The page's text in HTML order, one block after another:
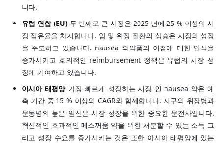
니다.
유럽 연합 (EU)두 번째로 큰 시장은 2025 년에 25 % 이상의 시
장 점유율을 차지합니다. 암 및 위장 질환의 상승은 시장의 성장
을 주도하고 있습니다. nausea 의약품의 이점에 대한 인식을
증가시키고 호의적인 reimbursement 정책은 유럽의 시장 성
장에 기여하고 있습니다.
아시아 태평양가장 빠르게 성장하는 시장 인 nausea 약은 예
측 기간 중 15 % 이상의 CAGR와 함께합니다. 지구의 위장병과
운동병의 높은 임신은 시장 성장을 위한 중요한 운전사입니다.
혁신적인 효과적인 메스꺼움 약을 위한 처분할 수 있는 소득 그
리고 성장 수요를 증가시키는 것은 또한 아시아 태평양에 있는